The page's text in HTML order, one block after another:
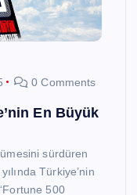
0 Comments
En Büyük
sürdüren
Türkiye’nin
500